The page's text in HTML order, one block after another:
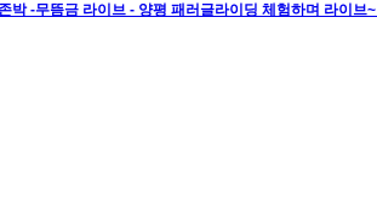
박 -무뜸금 라이브 - 양평 패러글라이딩 체험하며 라이브~